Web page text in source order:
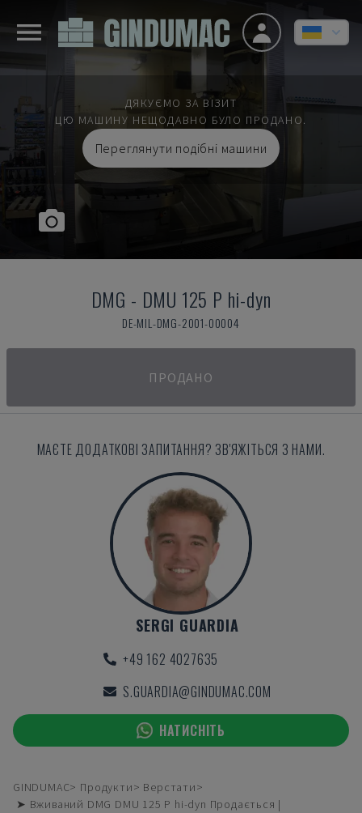
ДЯКУЄМО ЗА ВІЗИТ
ЦЮ МАШИНУ НЕЩОДАВНО БУЛО ПРОДАНО.
Переглянути подібні машини
DMG - DMU 125 P hi-dyn
DE-MIL-DMG-2001-00004
ПРОДАНО
МАЄТЕ ДОДАТКОВІ ЗАПИТАННЯ? ЗВ'ЯЖІТЬСЯ З НАМИ.
SERGI GUARDIA
+49 162 4027635
S.GUARDIA@GINDUMAC.COM
НАТИСНІТЬ
GINDUMAC Продукти
Верстати
➤ Вживаний DMG DMU 125 P hi-dyn Продається |